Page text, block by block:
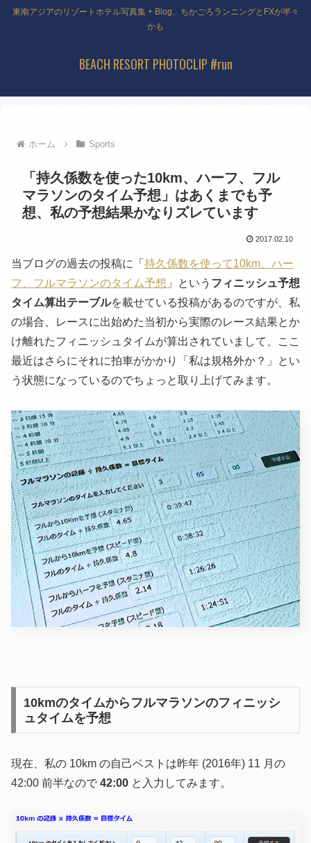
東南アジアのリゾートホテル写真集 + Blog、ちかごろランニングとFXが半々
かも
BEACH RESORT PHOTOCLIP #run
ホーム Sports
「持久係数を使った10km、ハーフ、フル
マラソンのタイム予想」はあくまでも予
想、私の予想結果かなりズレています
2017.02.10
当ブログの過去の投稿に「 持久係数を使って10km、ハー
フ、フルマラソンのタイム予想 」という フィニッシュ予想
タイム算出テーブルを載せている投稿があるのですが、私
の場合、レースに出始めた当初から実際のレース結果とか
け離れたフィニッシュタイムが算出されていまして、ここ
最近はさらにそれに拍車がかかり「私は規格外か？」とい
う状態になっているのでちょっと取り上げてみます。
10kmのタイムからフルマラソンのフィニッシ
ュタイムを予想
現在、私の 10km の自己ベストは昨年 (2016年) 11 月の
42:00 前半なので 42:00 と入力してみます。